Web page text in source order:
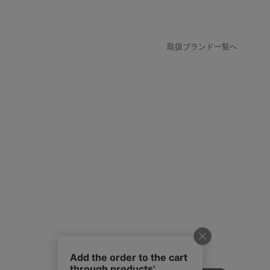
取扱ブランド一覧へ